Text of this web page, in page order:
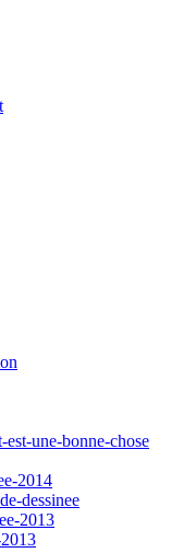
une-bonne-chose
2014
dessinee
2013